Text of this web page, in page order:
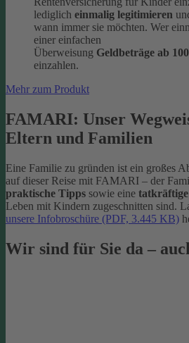
lediglich einmalig legitimieren
wann immer sie möchten. Wer
einer einfachen
Überweisung Geldbeträge ab
einzahlen.
Mehr zum Produkt
FAMARI: Unser
Eltern und Familien
Eine Familie zu gründen ist ein großes
auf dieser Reise mit FAMARI – der
praktische Tipps sowie eine
Leben mit Kindern zugeschnitten sind.
unsere Infobroschüre (PDF, 3.445 KB)
Wir sind für Sie da –